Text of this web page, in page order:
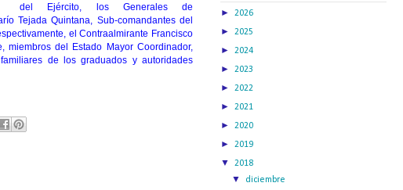
del Ejército, los Generales de
Tejada Quintana, Sub-comandantes del
el Contraalmirante Francisco
del Estado Mayor Coordinador,
de los graduados y autoridades
► 2026
► 2025
► 2024
► 2023
► 2022
► 2021
► 2020
► 2019
▼ 2018
▼ diciembre